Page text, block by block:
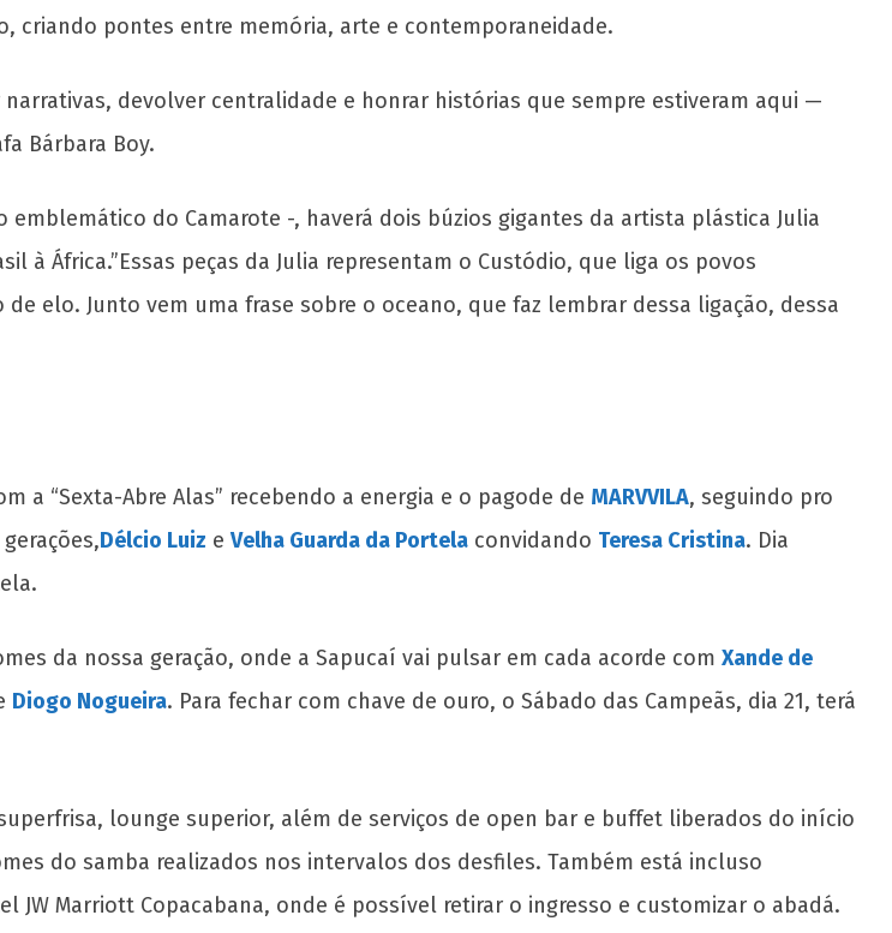
criando pontes entre memória, arte e contemporaneidade.
devolver centralidade e honrar histórias que sempre estiveram aqui —
Bárbara Boy.
do Camarote -, haverá dois búzios gigantes da artista plástica Julia
à África.”Essas peças da Julia representam o Custódio, que liga os povos
elo. Junto vem uma frase sobre o oceano, que faz lembrar dessa ligação, dessa
a “Sexta-Abre Alas” recebendo a energia e o pagode de MARVVILA, seguindo pro
Délcio Luiz e Velha Guarda da Portela convidando Teresa Cristina. Dia
da nossa geração, onde a Sapucaí vai pulsar em cada acorde com Xande de
Diogo Nogueira. Para fechar com chave de ouro, o Sábado das Campeãs, dia 21, terá
lounge superior, além de serviços de open bar e buffet liberados do início
do samba realizados nos intervalos dos desfiles. Também está incluso
Marriott Copacabana, onde é possível retirar o ingresso e customizar o abadá.